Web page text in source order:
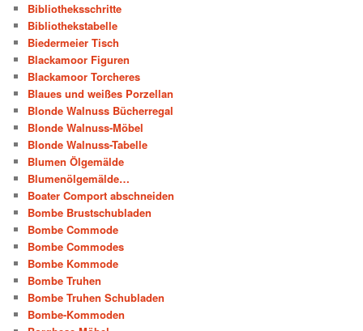
Bibliotheksschritte
Bibliothekstabelle
Biedermeier Tisch
Blackamoor Figuren
Blackamoor Torcheres
Blaues und weißes Porzellan
Blonde Walnuss Bücherregal
Blonde Walnuss-Möbel
Blonde Walnuss-Tabelle
Blumen Ölgemälde
Blumenölgemälde…
Boater Comport abschneiden
Bombe Brustschubladen
Bombe Commode
Bombe Commodes
Bombe Kommode
Bombe Truhen
Bombe Truhen Schubladen
Bombe-Kommoden